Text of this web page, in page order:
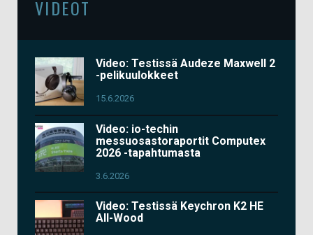
VIDEOT
Video: Testissä Audeze Maxwell 2
-pelikuulokkeet
15.6.2026
Video: io-techin
messuosastoraportit Computex
2026 -tapahtumasta
3.6.2026
Video: Testissä Keychron K2 HE
All-Wood